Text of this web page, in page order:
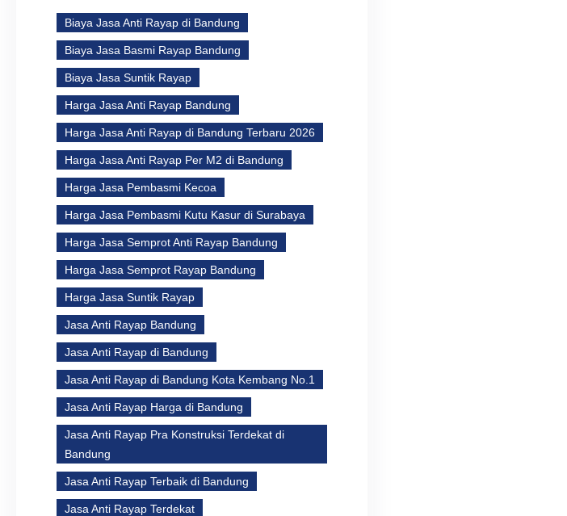
Biaya Jasa Anti Rayap di Bandung
Biaya Jasa Basmi Rayap Bandung
Biaya Jasa Suntik Rayap
Harga Jasa Anti Rayap Bandung
Harga Jasa Anti Rayap di Bandung Terbaru 2026
Harga Jasa Anti Rayap Per M2 di Bandung
Harga Jasa Pembasmi Kecoa
Harga Jasa Pembasmi Kutu Kasur di Surabaya
Harga Jasa Semprot Anti Rayap Bandung
Harga Jasa Semprot Rayap Bandung
Harga Jasa Suntik Rayap
Jasa Anti Rayap Bandung
Jasa Anti Rayap di Bandung
Jasa Anti Rayap di Bandung Kota Kembang No.1
Jasa Anti Rayap Harga di Bandung
Jasa Anti Rayap Pra Konstruksi Terdekat di
Bandung
Jasa Anti Rayap Terbaik di Bandung
Jasa Anti Rayap Terdekat